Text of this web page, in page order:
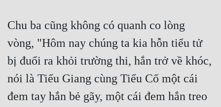
Chu ba cũng không có quanh co lòng
vòng, "Hôm nay chúng ta kia hỗn tiểu tử
bị đuổi ra khỏi trường thi, hắn trở về khóc,
nói là Tiểu Giang cùng Tiểu Cố một cái
đem tay hắn bẻ gãy, một cái đem hắn treo